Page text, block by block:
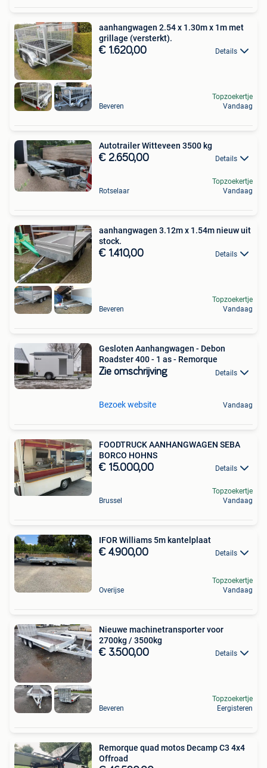
aanhangwagen 2.54 x 1.30m x 1m met
grillage (versterkt).
€ 1.620,00 Details
Beveren
Topzoekertje
Vandaag
Autotrailer Witteveen 3500 kg
€ 2.650,00 Details
Rotselaar
Topzoekertje
Vandaag
aanhangwagen 3.12m x 1.54m nieuw uit
stock.
€ 1.410,00 Details
Beveren
Topzoekertje
Vandaag
Gesloten Aanhangwagen - Debon
Roadster 400 - 1 as - Remorque
Zie omschrijving Details
Bezoek website Vandaag
FOODTRUCK AANHANGWAGEN SEBA
BORCO HOHNS
€ 15.000,00 Details
Brussel
Topzoekertje
Vandaag
IFOR Williams 5m kantelplaat
€ 4.900,00 Details
Overijse
Topzoekertje
Vandaag
Nieuwe machinetransporter voor
2700kg / 3500kg
€ 3.500,00 Details
Beveren
Topzoekertje
Eergisteren
Remorque quad motos Decamp C3 4x4
Offroad